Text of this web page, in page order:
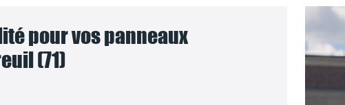
pour vos panneaux
(71)